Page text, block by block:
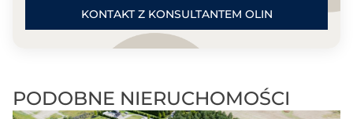
KONTAKT Z KONSULTANTEM OLIN
PODOBNE NIERUCHOMOŚCI